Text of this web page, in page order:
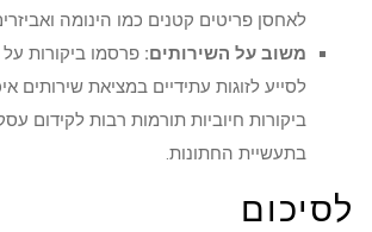
לאחסן פריטים קטנים כמו הינומה ואביזרים
משוב על השירותים:פרסמו ביקורות על
לסייע לזוגות עתידיים במציאת שירותים
ביקורות חיוביות תורמות רבות לקידום
בתעשיית החתונות.
לסיכום